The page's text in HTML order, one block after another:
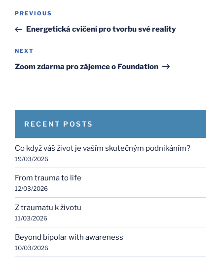
Post
Previous
Post
PREVIOUS
Energetická cvičení pro tvorbu své reality
Next
Post
NEXT
Zoom zdarma pro zájemce o Foundation
RECENT POSTS
Co když váš život je vaším skutečným podnikáním?
19/03/2026
From trauma to life
12/03/2026
Z traumatu k životu
11/03/2026
Beyond bipolar with awareness
10/03/2026